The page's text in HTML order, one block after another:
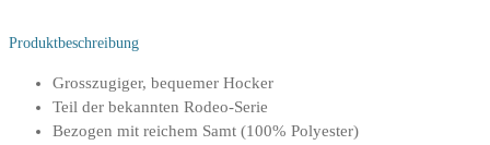
Produktbeschreibung
Grosszugiger, bequemer Hocker
Teil der bekannten Rodeo-Serie
Bezogen mit reichem Samt (100% Polyester)